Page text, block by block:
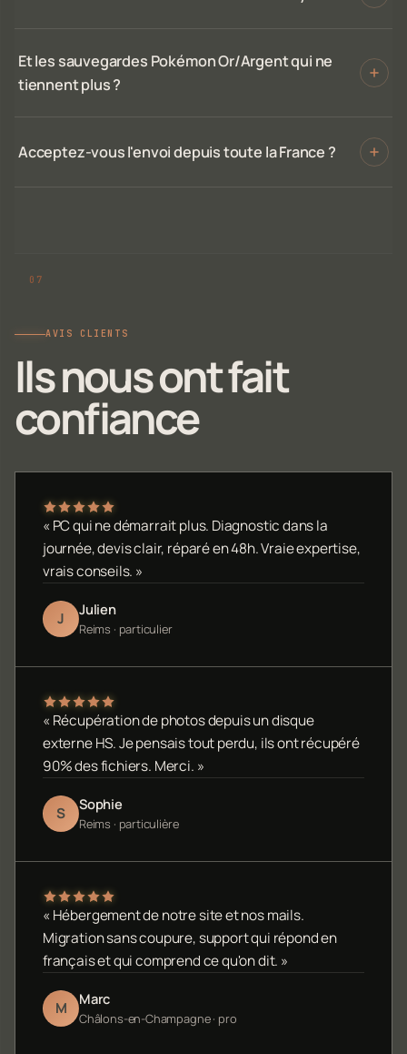
Et les sauvegardes Pokémon Or/Argent qui ne
tiennent plus ?
Acceptez-vous l'envoi depuis toute la France ?
AVIS CLIENTS
Ils nous ont fait
confiance
« PC qui ne démarrait plus. Diagnostic dans la
journée, devis clair, réparé en 48h. Vraie expertise,
vrais conseils. »
J Julien
Reims · particulier
« Récupération de photos depuis un disque
externe HS. Je pensais tout perdu, ils ont récupéré
90% des fichiers. Merci. »
S Sophie
Reims · particulière
« Hébergement de notre site et nos mails.
Migration sans coupure, support qui répond en
français et qui comprend ce qu'on dit. »
M Marc
Châlons-en-Champagne · pro